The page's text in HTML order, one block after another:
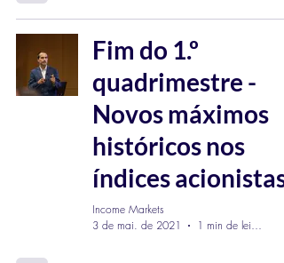
Fim do 1.º
quadrimestre -
Novos máximos
históricos nos
índices acionistas
Income Markets
3 de mai. de 2021
1 min de leitura